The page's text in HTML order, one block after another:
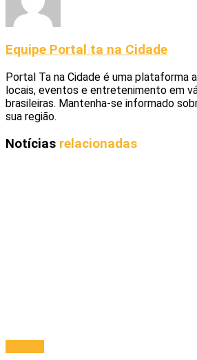
Equipe Portal ta na Cidade
Portal Ta na Cidade é uma plataforma
locais, eventos e entretenimento em
brasileiras. Mantenha-se informado
sua região.
Notícias relacionadas